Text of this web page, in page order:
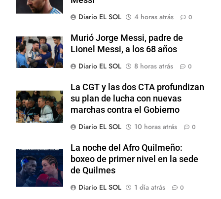
Diario EL SOL
4 horas atrás 0
Murió Jorge Messi, padre de
Lionel Messi, a los 68 años
Diario EL SOL
8 horas atrás 0
La CGT y las dos CTA profundizan
su plan de lucha con nuevas
marchas contra el Gobierno
Diario EL SOL
10 horas atrás 0
La noche del Afro Quilmeño:
boxeo de primer nivel en la sede
de Quilmes
Diario EL SOL
1 día atrás 0